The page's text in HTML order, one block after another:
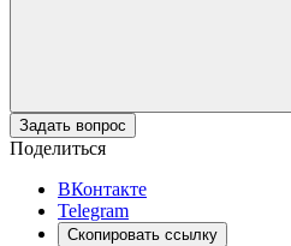
Задать вопрос
Поделиться
ВКонтакте
Telegram
Скопировать ссылку